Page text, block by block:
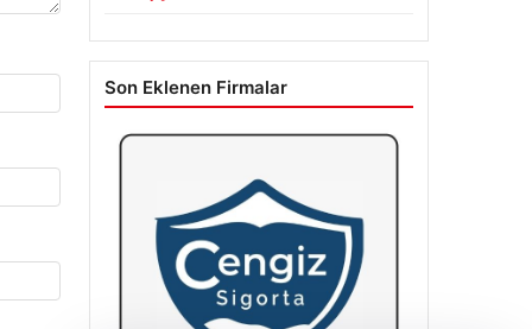
Son Eklenen Firmalar